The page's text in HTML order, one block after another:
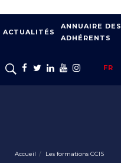
CCIS
FORMATION
ACTUALITÉS
ANNUAIRE DES
ADHÉRENTS
FR
Accueil Les formations CCIS